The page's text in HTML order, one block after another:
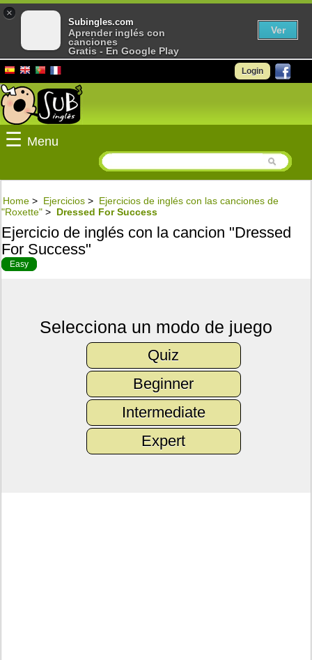
Login
☰ Menu
Home > Ejercicios > Ejercicios de inglés con las canciones de
"Roxette" > Dressed For Success
Ejercicio de inglés con la cancion "Dressed
For Success"
Easy
Selecciona un modo de juego
Quiz
Beginner
Intermediate
Expert
×
Subingles.com
Aprender inglés con
canciones
Gratis - En Google Play
Ver